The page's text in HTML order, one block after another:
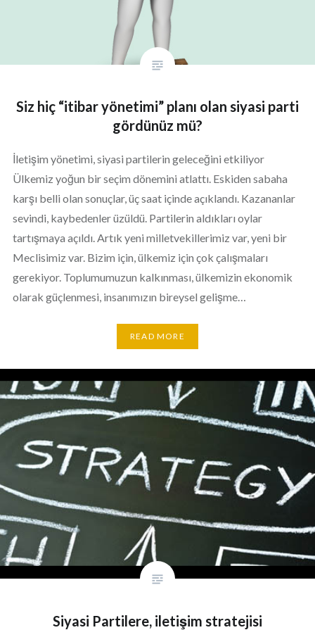
Siz hiç “itibar yönetimi” planı olan siyasi parti
gördünüz mü?
İletişim yönetimi, siyasi partilerin geleceğini etkiliyor
Ülkemiz yoğun bir seçim dönemini atlattı. Eskiden sabaha
karşı belli olan sonuçlar, üç saat içinde açıklandı. Kazananlar
sevindi, kaybedenler üzüldü. Partilerin aldıkları oylar
tartışmaya açıldı. Artık yeni milletvekillerimiz var, yeni bir
Meclisimiz var. Bizim için, ülkemiz için çok çalışmaları
gerekiyor. Toplumumuzun kalkınması, ülkemizin ekonomik
olarak güçlenmesi, insanımızın bireysel gelişme…
READ MORE
Siyasi Partilere, iletişim stratejisi